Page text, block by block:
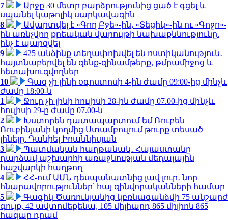
7
Արջը 30 մետր բարձրությունից ցած է գցել և
սպանել կաթոլիկ սարկավագին
8
Ավարտվել է «Գող Բջե»-ին, «Տեցիկ»-ին ու «Գոջո»-
ին առնչվող քրեական վարույթի նախաքննությունը.
ինչ է պարզվել
9
425 անձինք տեղափոխվել են ոստիկանություն․
հայտնաբերվել են զենք-զինամթերք, թմրամիջոց և
հետախուզվողներ
10
Գազ չի լինի օգոստոսի 4-ին ժամը 09:00-ից մինչև
ժամը 18:00-ն
1
Ջուր չի լինի հուլիսի 28-ին ժամը 07.00-ից մինչև
հուլիսի 29-ը ժամը 07.00-ն
2
Խստորեն դատապարտում եմ Ռուբեն
Ռուբինյանի կողմից Ստամբուլում թուրք տեսած
լինելը. Դանիել Իոաննիսյան
3
Պատմական հաղթանակ․ Հայաստանը
դարձավ աշխարհի առաջնության մեդալային
հաշվարկի հաղթող
4
ՀՀ-ում ԱՄՆ դեսպանատնից լավ լուր․ նոր
հնարավորություններ՝ հայ զինվորականների համար
5
Գագիկ Ծառուկյանից կբռնագանձվի 75 անշարժ
գույք, 42 ավտոմեքենա, 105 միլիարդ 865 միլիոն 865
հազար դրամ